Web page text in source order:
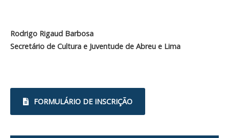
Rodrigo Rigaud Barbosa
Secretário de Cultura e Juventude de Abreu e Lima
FORMULÁRIO DE INSCRIÇÃO